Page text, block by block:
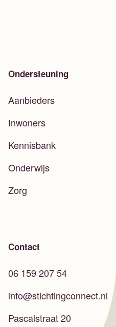
Ondersteuning
Aanbieders
Inwoners
Kennisbank
Onderwijs
Zorg
Contact
06 159 207 54
info@stichtingconnect.nl
Pascalstraat 20